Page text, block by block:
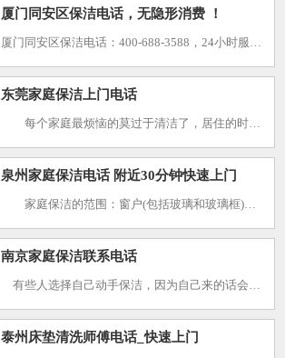
厦门同安区保洁电话，无隐形消费 ！
厦门同安区保洁电话：400-688-3588，24小时服务，30分钟上门，技艺精湛，诚信服务，价格透明，覆盖全区 我司专注于： 1.大型开荒工程家庭保洁清洗，、灯具清洗（普通灯具，水晶吊灯，大
东莞家庭保洁上门电话
每个家庭最烦恼的莫过于清洁了，居住的时间越久，如果没有定期清洁的话，那么也就会越来越脏，比如灰尘，油污，污迹，以及异味出现的，会让一个家越住越糟心，但是自己进行全屋的家庭保洁的话又很麻烦，毕竟是一
泉州家庭保洁电话 附近30分钟快速上门
家庭保洁的范围：窗户(包括玻璃和玻璃框)、地面、厨房、卫生间、家具。对居室内地面、墙面、顶棚、阳台、厨房、卫生间等部位进行清扫保洁：对门窗、玻璃、灶具、洁具、家具等进行针对性的处理，以达到环境清洁
南京家庭保洁联系电话
有些人选择自己动手保洁，因为自己来的话会比较细心，清洁的更细致到位，但也有的人会选择找保洁公司等来帮忙，毕竟人家比较专业。那么在南京家庭保洁联系电话是多少呢？ 南京家庭保洁公司电话：400
泰州床垫清洗师傅电话_快速上门